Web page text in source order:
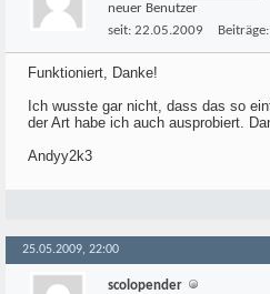
neuer Benutzer
seit: 22.05.2009 Beiträge:
Funktioniert, Danke!
Ich wusste gar nicht, dass das so
der Art habe ich auch ausprobiert.
Andyy2k3
25.05.2009, 22:00
scolopender